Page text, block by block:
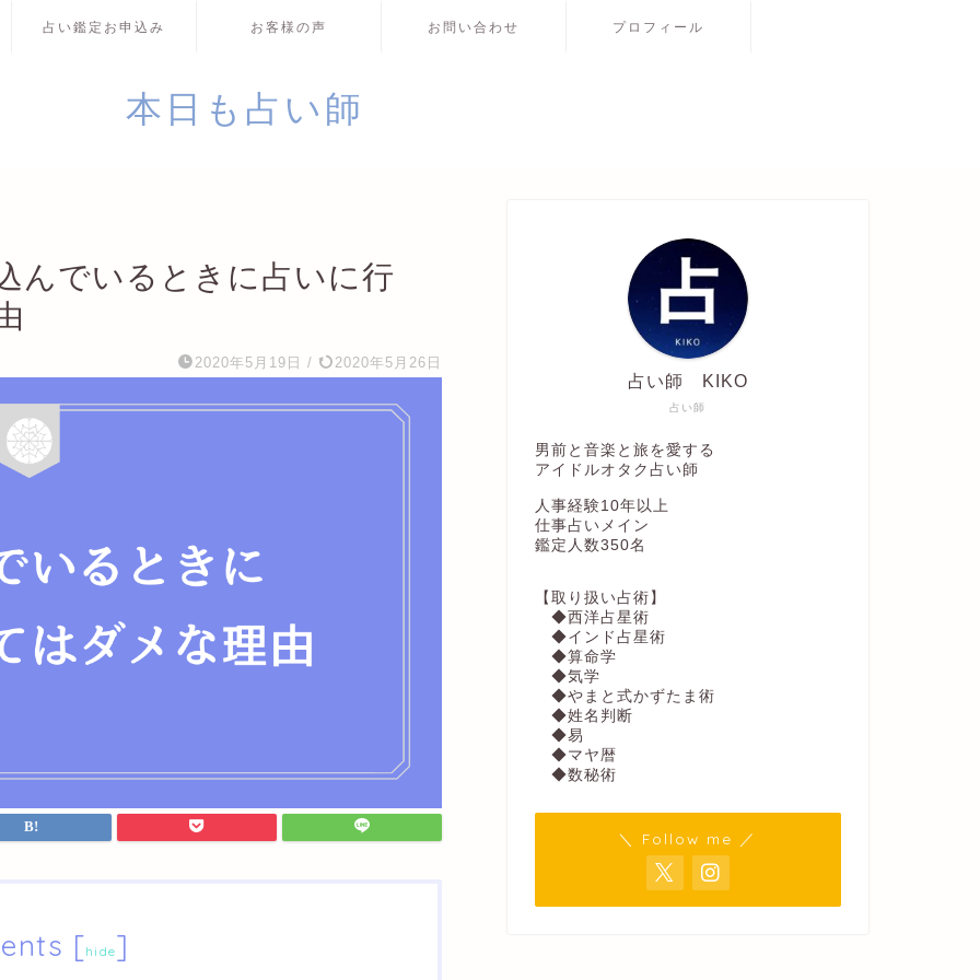
占い鑑定お申込み お客様の声 お問い合わせ プロフィール
本日も占い師
んでいるときに占いに行
2020年5月19日 / 2020年5月26日
[hide]
占い師
占い師 KIKO
男前と音楽と旅を愛する
アイドルオタク占い師
人事経験10年以上
仕事占いメイン
鑑定人数350名
【取り扱い占術】
◆西洋占星術
◆インド占星術
◆算命学
◆気学
◆やまと式かずたま術
◆姓名判断
◆易
◆マヤ暦
◆数秘術
＼ Follow me ／